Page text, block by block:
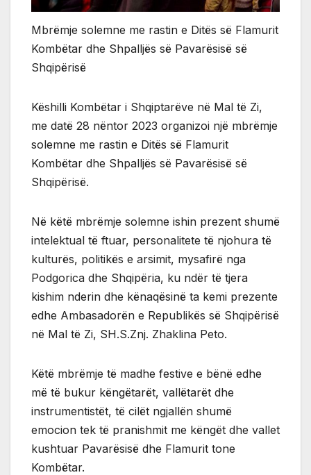
Mbrëmje solemne me rastin e Ditës së Flamurit
Kombëtar dhe Shpalljës së Pavarësisë së
Shqipërisë
Këshilli Kombëtar i Shqiptarëve në Mal të Zi,
me datë 28 nëntor 2023 organizoi një mbrëmje
solemne me rastin e Ditës së Flamurit
Kombëtar dhe Shpalljës së Pavarësisë së
Shqipërisë.
Në këtë mbrëmje solemne ishin prezent shumë
intelektual të ftuar, personalitete të njohura të
kulturës, politikës e arsimit, mysafirë nga
Podgorica dhe Shqipëria, ku ndër të tjera
kishim nderin dhe kënaqësinë ta kemi prezente
edhe Ambasadorën e Republikës së Shqipërisë
në Mal të Zi, SH.S.Znj. Zhaklina Peto.
Këtë mbrëmje të madhe festive e bënë edhe
më të bukur këngëtarët, vallëtarët dhe
instrumentistët, të cilët ngjallën shumë
emocion tek të pranishmit me këngët dhe vallet
kushtuar Pavarësisë dhe Flamurit tone
Kombëtar.